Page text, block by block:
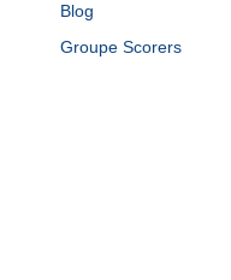
Blog
Groupe Scorers